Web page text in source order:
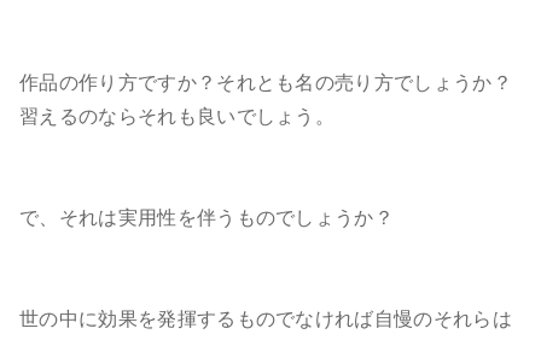
作品の作り方ですか？それとも名の売り方でしょうか？
習えるのならそれも良いでしょう。
で、それは実用性を伴うものでしょうか？
世の中に効果を発揮するものでなければ自慢のそれらは